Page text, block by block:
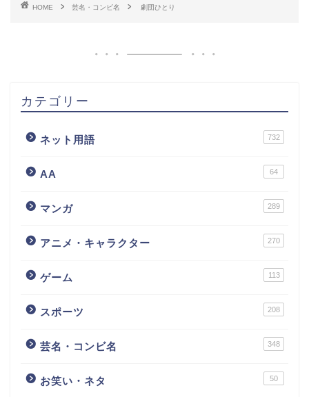
HOME 芸名・コンビ名 劇団ひとり
カテゴリー
ネット用語 732
AA 64
マンガ 289
アニメ・キャラクター 270
ゲーム 113
スポーツ 208
芸名・コンビ名 348
お笑い・ネタ 50